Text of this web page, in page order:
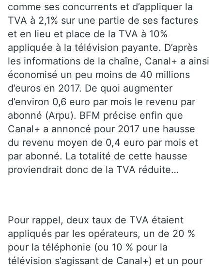
comme ses concurrents et d’appliquer la
TVA à 2,1% sur une partie de ses factures
et en lieu et place de la TVA à 10%
appliquée à la télévision payante. D’après
les informations de la chaîne, Canal+ a ainsi
économisé un peu moins de 40 millions
d’euros en 2017. De quoi augmenter
d’environ 0,6 euro par mois le revenu par
abonné (Arpu). BFM précise enfin que
Canal+ a annoncé pour 2017 une hausse
du revenu moyen de 0,4 euro par mois et
par abonné. La totalité de cette hausse
proviendrait donc de la TVA réduite…
Pour rappel, deux taux de TVA étaient
appliqués par les opérateurs, un de 20 %
pour la téléphonie (ou 10 % pour la
télévision s’agissant de Canal+) et un pour